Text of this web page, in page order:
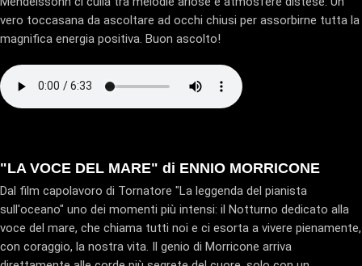
vero toccasana da ascoltare ad occhi chiusi per assorbirne tutta la
magnifica energia positiva. Buon ascolto!
"LA VOCE DEL MARE" di ENNIO MORRICONE
Dal film capolavoro di Tornatore "La leggenda del pianista
sull'oceano" uno dei momenti più intensi: il Notturno dedicato alla
voce del mare, che chiama tutti noi e ci esorta a vivere pienamente,
con coraggio, la nostra vita. Il genio di Morricone arriva